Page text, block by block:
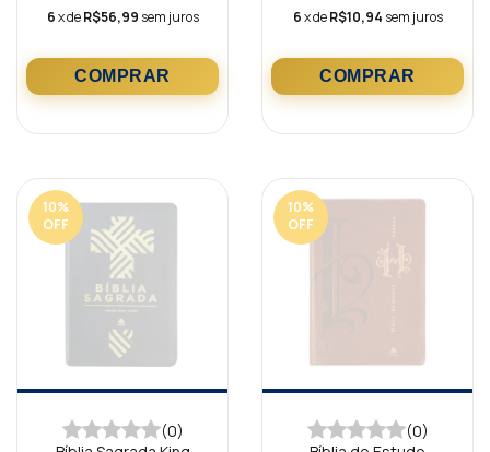
6x deR$56,99 sem juros
6x deR$10,94 sem juros
10%
OFF
(0)
10%
OFF
(0)